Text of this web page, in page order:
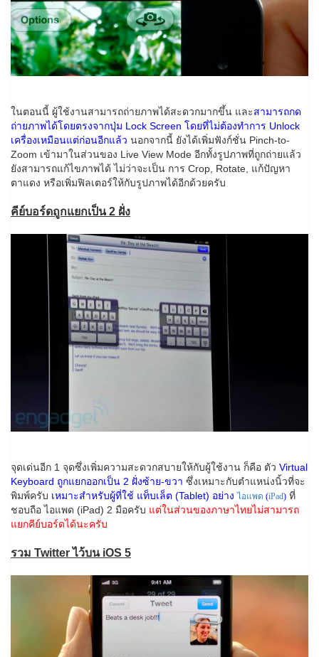
ในตอนนี้ ผู้ใช้งานสามารถถ่ายภาพได้สะดวกมากขึ้น และสามารถกด
ถ่ายภาพได้โดยตรงจากปุ่ม Lock Screen โดยที่ไม่ต้องทำการ Unlock
เครื่องเหมือนแต่ก่อนอีกแล้ว นอกจากนี้ ยังได้เพิ่มฟังก์ชั่น Pinch-to-
Zoom เข้ามาในส่วนของ Live View Mode อีกทั้งรูปภาพที่ถูกถ่ายแล้ว
ยังสามารถแก้ไขภาพได้ ไม่ว่าจะเป็น การ Crop, Rotate, แก้ปัญหา
ตาแดง หรือเพิ่มฟิลเตอร์ให้กับรูปภาพได้อีกด้วยครับ
คีย์บอร์ดถูกแยกเป็น 2 ฝั่ง
จุดเด่นอีก 1 จุดซึ่งเพิ่มความสะดวกสบายให้กับผู้ใช้งาน ก็คือ ตัว Virtual
Keyboard ถูกแยกออกเป็น 2 ฝั่งซ้าย-ขวา ซึ่งเหมาะกับตำแหน่งนิ้วที่จะ
พิมพ์ครับ เหมาะสำหรับผู้ที่ใช้ แท็บเล็ต (Tablet) อย่างไอแพด (iPad) ที่
ชอบถือ ไอแพด (iPad) 2 มือครับ แต่ในส่วนของภาษาไทยไม่สามารถ
แยกคีย์บอร์ดได้นะครับ
รวม Twitter ไว้บน iOS 5